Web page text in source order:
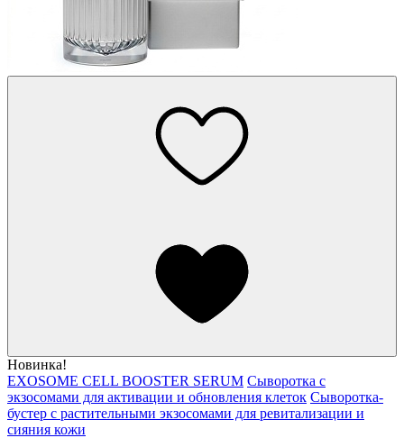
Новинка!
EXOSOME CELL BOOSTER SERUM Сыворотка с
экзосомами для активации и обновления клеток Сыворотка-
бустер с растительными экзосомами для ревитализации и
сияния кожи